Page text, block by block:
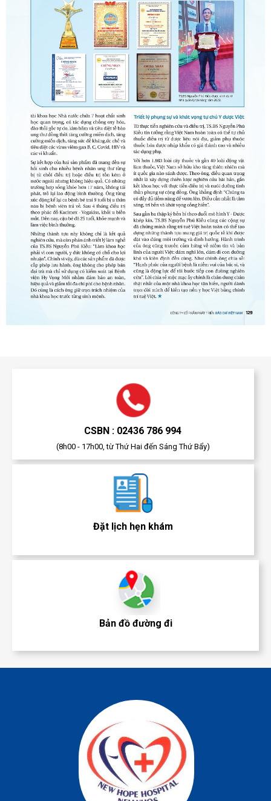
CSBN : 02436 786 994
(8h00 - 17h00, từ Thứ Hai đến Sáng Thứ Bẩy)
Đặt lịch hẹn khám
Bản đồ đường đi